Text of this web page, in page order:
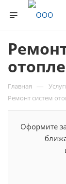
Главная —
Ремонт систем
Оформите